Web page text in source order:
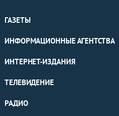
ГАЗЕТЫ
ИНФОРМАЦИОННЫЕ АГЕНТСТВА
ИНТЕРНЕТ-ИЗДАНИЯ
ТЕЛЕВИДЕНИЕ
РАДИО